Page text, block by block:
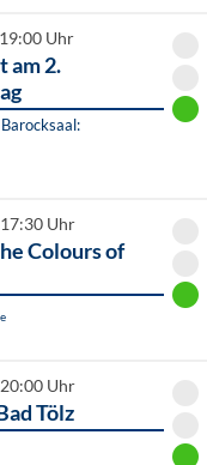
Uhr
am 2.
Uhr
Colours of
Uhr
Tölz